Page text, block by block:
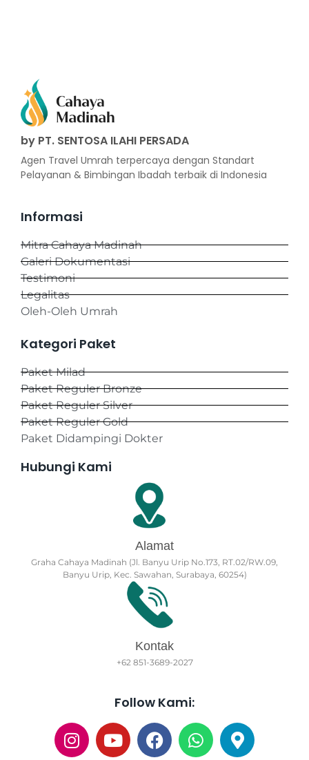
by PT. SENTOSA ILAHI PERSADA
Agen Travel Umrah terpercaya dengan Standart
Pelayanan & Bimbingan Ibadah terbaik di Indonesia
Informasi
Mitra Cahaya Madinah
Galeri Dokumentasi
Testimoni
Legalitas
Oleh-Oleh Umrah
Kategori Paket
Paket Milad
Paket Reguler Bronze
Paket Reguler Silver
Paket Reguler Gold
Paket Didampingi Dokter
Hubungi Kami
Alamat
Graha Cahaya Madinah (Jl. Banyu Urip No.173, RT.02/RW.09,
Banyu Urip, Kec. Sawahan, Surabaya, 60254)
Kontak
+62 851-3689-2027
Follow Kami: